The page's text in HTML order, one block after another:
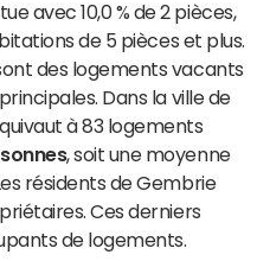
avec 10,0 % de 2 pièces,
de 5 pièces et plus.
des logements vacants
Dans la ville de
à 83 logements
, soit une moyenne
résidents de Gembrie
Ces derniers
de logements.